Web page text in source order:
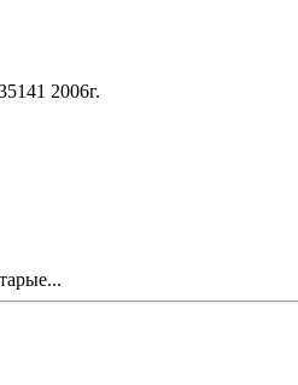
2006г.